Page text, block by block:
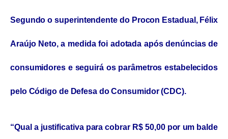
Segundo o superintendente do Procon Estadual, Félix
Araújo Neto, a medida foi adotada após denúncias de
consumidores e seguirá os parâmetros estabelecidos
pelo Código de Defesa do Consumidor (CDC).
“Qual a justificativa para cobrar R$ 50,00 por um balde